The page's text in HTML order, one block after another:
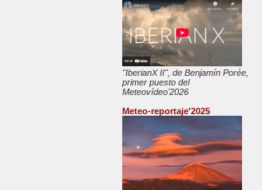
"IberianX II", de Benjamín Porée,
primer puesto del
Meteovídeo'2026
Meteo-reportaje'2025